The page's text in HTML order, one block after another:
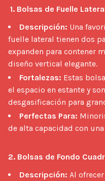
1. Bolsas de Fuelle
Descripción: Una
fuelle lateral tienen dos
expanden para contener
diseño vertical elegante.
Fortalezas: Estas
el espacio en estante y
desgasificación para
Perfectas Para:
de alta capacidad con
2. Bolsas de Fondo
Descripción: Al